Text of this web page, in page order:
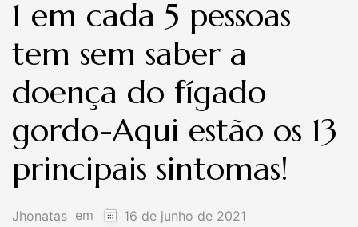
1 em cada 5 pessoas
tem sem saber a
doença do fígado
gordo-Aqui estão os 13
principais sintomas!
Jhonatas em 16 de junho de 2021